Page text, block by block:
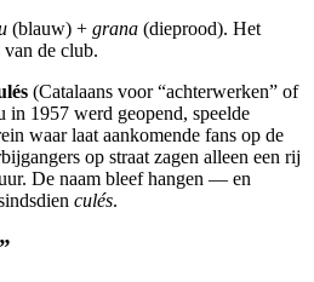
(blauw) + grana (dieprood). Het
van de club.
(Catalaans voor “achterwerken” of
1957 werd geopend, speelde
waar laat aankomende fans op de
op straat zagen alleen een rij
De naam bleef hangen — en
culés.